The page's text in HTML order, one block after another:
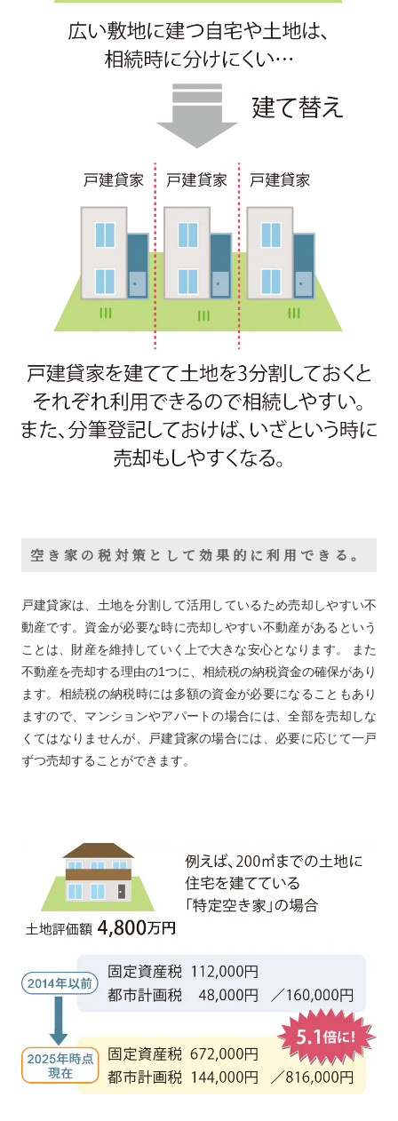
空き家の税対策として効果的に利用できる。
戸建貸家は、土地を分割して活用しているため売却しやすい不
動産です。資金が必要な時に売却しやすい不動産があるという
ことは、財産を維持していく上で大きな安心となります。 また
不動産を売却する理由の1つに、相続税の納税資金の確保があり
ます。相続税の納税時には多額の資金が必要になることもあり
ますので、マンションやアパートの場合には、全部を売却しな
くてはなりませんが、戸建貸家の場合には、必要に応じて一戸
ずつ売却することができます。